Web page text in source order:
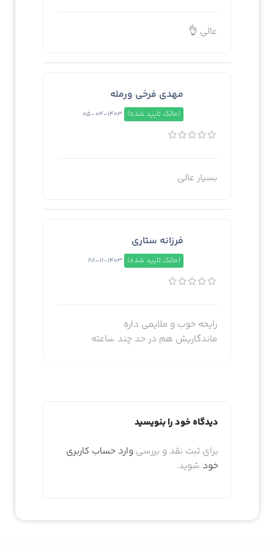
عالی 👌
مهدی فرخی ورمله
(مالک تایید شده) 1403-04-05
بسیار عالی
فرزانه ستاری
(مالک تایید شده) 1403-11-28
رایحه خوب و ملایمی داره
ماندگاریش هم در حد چند ساعته
دیدگاه خود را بنویسید
برای ثبت نقد و بررسی وارد حساب کاربری
خود شوید.